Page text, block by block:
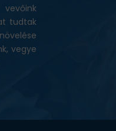
tudtak
vegye